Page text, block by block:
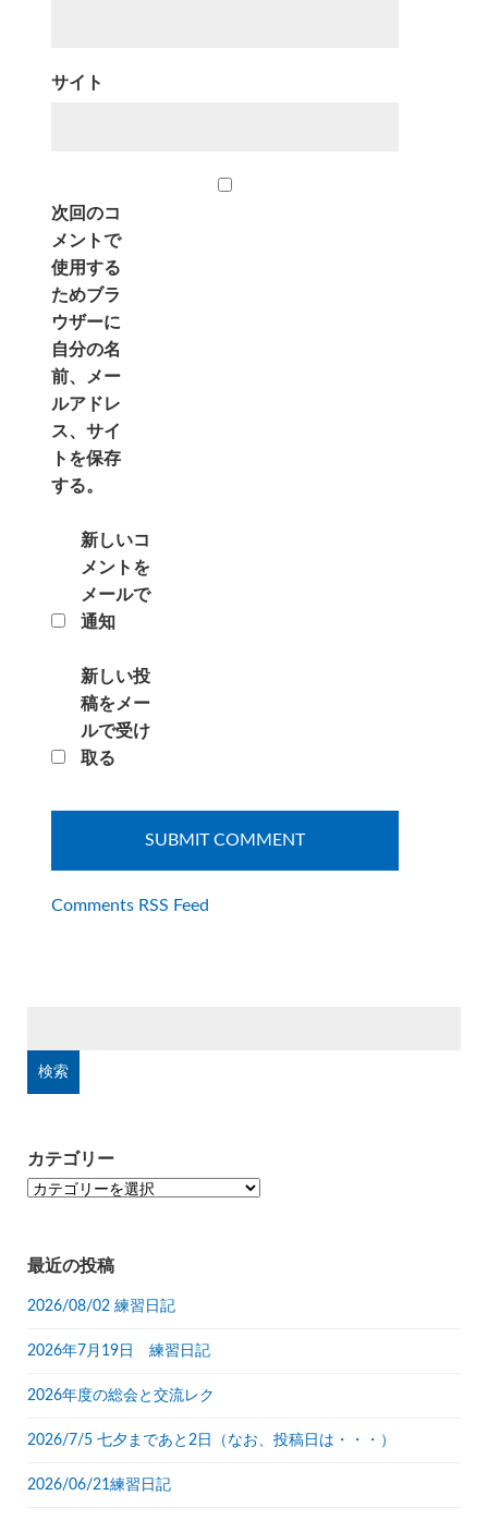
サイト
次回のコ
メントで
使用する
ためブラ
ウザーに
自分の名
前、メー
ルアドレ
ス、サイ
トを保存
する。
新しいコ
メントを
メールで
通知
新しい投
稿をメー
ルで受け
取る
Comments RSS Feed
カテゴリー
カ
リ
ー
最近の投稿
2026/08/02 練習日記
2026年7月19日 練習日記
2026年度の総会と交流レク
2026/7/5 七夕まであと2日（なお、投稿日は・・・）
2026/06/21練習日記